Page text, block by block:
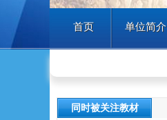
首页 单位简介
同时被关注教材